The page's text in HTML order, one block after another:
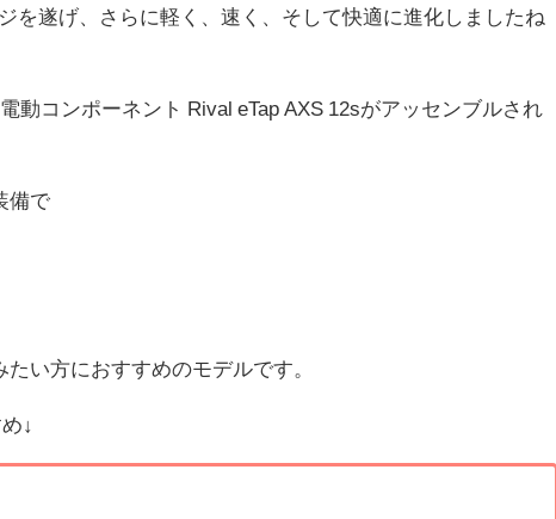
を遂げ、さらに軽く、速く、そして快適に進化しましたね
動コンポーネント Rival eTap AXS 12sがアッセンブルされ
備で
い方におすすめのモデルです。
↓